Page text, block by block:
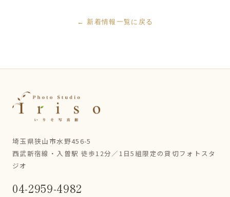
← 新着情報一覧に戻る
埼玉県狭山市水野456-5
西武新宿線・入曽駅 徒歩12分／1日5組限定の貸切フォトスタ
ジオ
04-2959-4982